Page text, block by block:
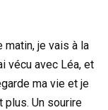
matin, je vais à la
vécu avec Léa, et
ma vie et je
plus. Un sourire